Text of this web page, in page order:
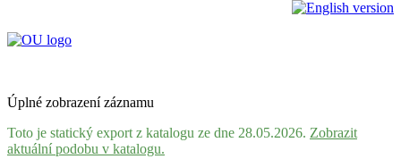
Úplné zobrazení záznamu
Toto je statický export z katalogu ze dne 28.05.2026. Zobrazit
aktuální podobu v katalogu.